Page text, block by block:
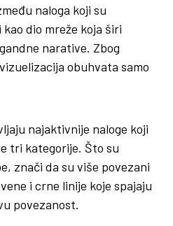
naloga koji su
dio mreže koja širi
narative. Zbog
obuhvata samo
najaktivnije naloge koji
tri kategorije. Što su
znači da su više povezani
i crne linije koje spajaju
povezanost.